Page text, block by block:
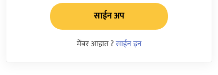
साईन अप
मेंबर आहात ?साईन इन